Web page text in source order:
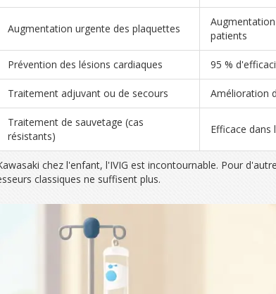
Augmentation urgente des plaquettes
patients
Prévention des lésions cardiaques 95 %
Traitement adjuvant ou de secours Amélioration
Traitement de sauvetage (cas
résistants)
Efficace
chez l'enfant, l'IVIG est incontournable. Pour
classiques ne suffisent plus.